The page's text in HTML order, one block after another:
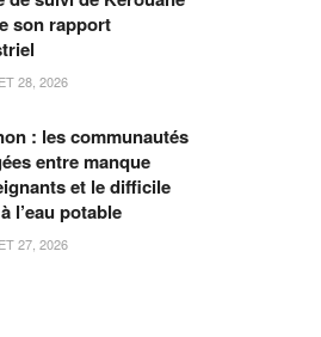
son rapport
28, 2026
: les communautés
entre manque
et le difficile
l’eau potable
27, 2026